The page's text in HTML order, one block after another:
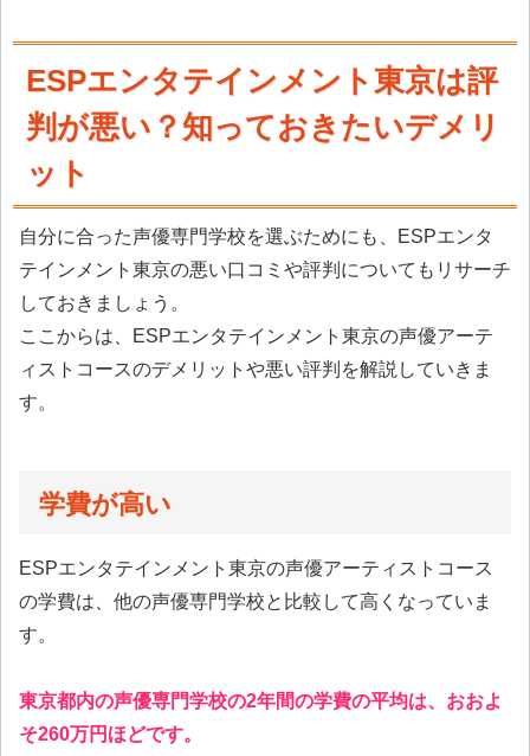
ESPエンタテインメント東京は評
判が悪い？知っておきたいデメリ
ット
自分に合った声優専門学校を選ぶためにも、ESPエンタ
テインメント東京の悪い口コミや評判についてもリサーチ
しておきましょう。
ここからは、ESPエンタテインメント東京の声優アーテ
ィストコースのデメリットや悪い評判を解説していきま
す。
学費が高い
ESPエンタテインメント東京の声優アーティストコース
の学費は、他の声優専門学校と比較して高くなっていま
す。
東京都内の声優専門学校の2年間の学費の平均は、おおよ
そ260万円ほどです。